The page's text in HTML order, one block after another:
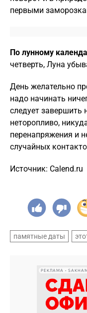
первыми
По лунному
четверть, Луна
День желательно
надо начинать
следует завершить
неторопливо,
перенапряжения и
случайных
Источник: Calend.ru
памятные даты
РЕКЛАМА •